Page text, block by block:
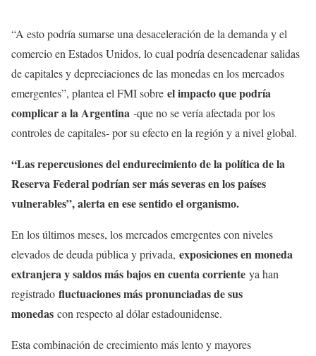
“A esto podría sumarse una desaceleración de la demanda y el
comercio en Estados Unidos, lo cual podría desencadenar salidas
de capitales y depreciaciones de las monedas en los mercados
emergentes”, plantea el FMI sobre el impacto que podría
complicar a la Argentina -que no se vería afectada por los
controles de capitales- por su efecto en la región y a nivel global.
“Las repercusiones del endurecimiento de la política de la
Reserva Federal podrían ser más severas en los países
vulnerables”, alerta en ese sentido el organismo.
En los últimos meses, los mercados emergentes con niveles
elevados de deuda pública y privada, exposiciones en moneda
extranjera y saldos más bajos en cuenta corriente ya han
registrado fluctuaciones más pronunciadas de sus
monedas con respecto al dólar estadounidense.
Esta combinación de crecimiento más lento y mayores